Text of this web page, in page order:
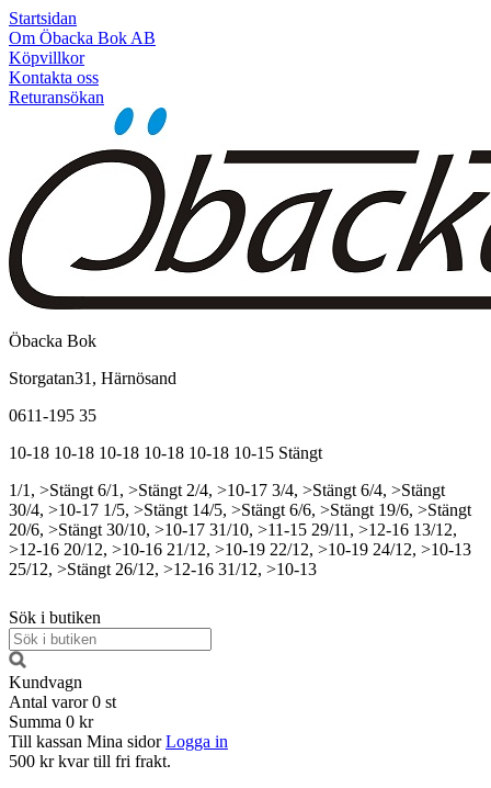
Startsidan
Om Öbacka Bok AB
Köpvillkor
Kontakta oss
Returansökan
Öbacka Bok
Storgatan31, Härnösand
0611-195 35
10-18 10-18 10-18 10-18 10-18 10-15 Stängt
1/1, >Stängt 6/1, >Stängt 2/4, >10-17 3/4, >Stängt 6/4, >Stängt
30/4, >10-17 1/5, >Stängt 14/5, >Stängt 6/6, >Stängt 19/6, >Stängt
20/6, >Stängt 30/10, >10-17 31/10, >11-15 29/11, >12-16 13/12,
>12-16 20/12, >10-16 21/12, >10-19 22/12, >10-19 24/12, >10-13
25/12, >Stängt 26/12, >12-16 31/12, >10-13
Sök i butiken
Kundvagn
Antal varor 0 st
Summa 0 kr
Till kassan Mina sidor Logga in
500 kr kvar till fri frakt.